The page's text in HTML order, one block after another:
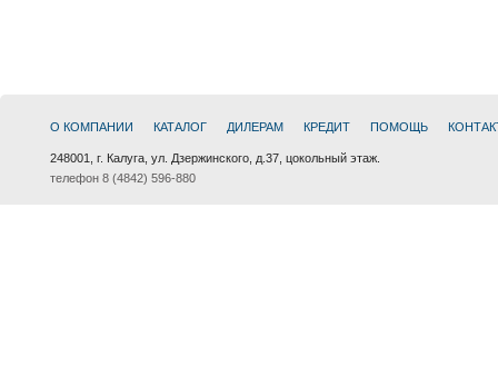
О КОМПАНИИ КАТАЛОГ ДИЛЕРАМ КРЕДИТ ПОМОЩЬ
248001, г. Калуга, ул. Дзержинского, д.37, цокольный этаж.
телефон 8 (4842) 596-880